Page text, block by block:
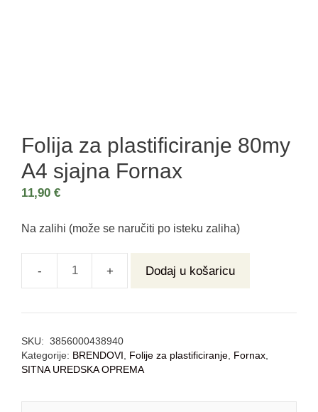
Folija za plastificiranje 80my
A4 sjajna Fornax
11,90 €
Na zalihi (može se naručiti po isteku zaliha)
Dodaj u košaricu
SKU: 3856000438940
Kategorije: BRENDOVI , Folije za plastificiranje, Fornax,
SITNA UREDSKA OPREMA